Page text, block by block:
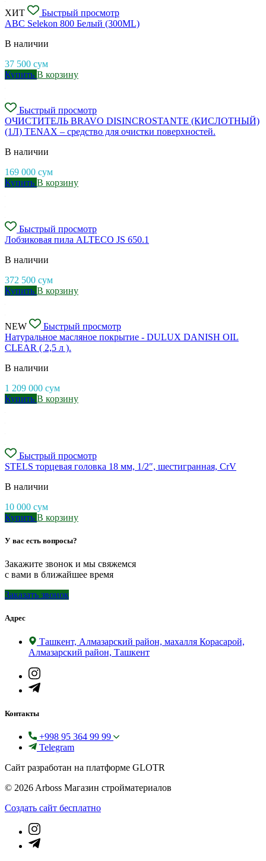
ХИТ
Быстрый просмотр
ABC Selekon 800 Белый (300ML)
В наличии
37 500 сум
Купить В корзину
Быстрый просмотр
ОЧИСТИТЕЛЬ BRAVO DISINCROSTANTE (КИСЛОТНЫЙ)
(1Л) TENAX – средство для очистки поверхностей.
В наличии
169 000 сум
Купить В корзину
Быстрый просмотр
Лобзиковая пила ALTECO JS 650.1
В наличии
372 500 сум
Купить В корзину
NEW
Быстрый просмотр
Натуральное масляное покрытие - DULUX DANISH OIL
CLEAR ( 2,5 л ).
В наличии
1 209 000 сум
Купить В корзину
Быстрый просмотр
STELS торцевая головка 18 мм, 1/2″, шестигранная, CrV
В наличии
10 000 сум
Купить В корзину
У вас есть вопросы?
Закажите звонок и мы свяжемся
с вами в ближайшее время
Заказать звонок
Адрес
Ташкент, Алмазарский район, махалля Корасарой,
Алмазарский район, Ташкент
Контакты
+998 95 364 99 99
Telegram
Сайт разработан на платформе GLOTR
© 2026 Arboss Магазин стройматериалов
Создать cайт бесплатно